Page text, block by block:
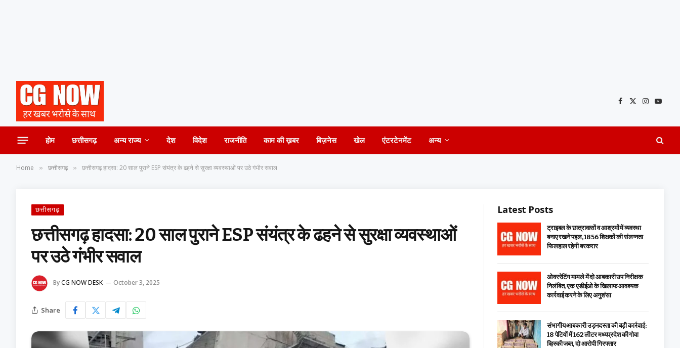
Facebook
X
Instagram
होम छत्तीसगढ़ अन्य राज्य देश विदेश राजनीति काम की ख़बर बिज़नेस खेल एंटरटेनमेंट अन्य
Home » छत्तीसगढ़ » छत्तीसगढ़ हादसा: 20 साल पुराने ESP संयंत्र के ढहने से सुरक्षा व्यवस्थाओं पर उठे गंभीर सवाल
छत्तीसगढ़
छत्तीसगढ़ हादसा: 20 साल पुराने ESP संयंत्र के ढहने से सुरक्षा व्यवस्थाओं
पर उठे गंभीर सवाल
ByCG NOW DESK October 3, 2025
Share
Latest Posts
ट्राइबल के छात्रावासों व आश्रमों में व्यवस्था
बनाए रखने पहल, 1856 शिक्षकों की संलग्नता
फिलहाल रहेगी बरकरार
ओवररेटिंग मामले में दो आबकारी उप निरीक्षक
निलंबित, एक एडीईओ के खिलाफ आवश्यक
कार्रवाई करने के लिए अनुशंसा
संभागीय आबकारी उड़नदस्ता की बड़ी कार्रवाई:
18 पेटियों में 162 लीटर मध्यप्रदेश की गोवा
व्हिस्की जब्त, दो आरोपी गिरफ्तार